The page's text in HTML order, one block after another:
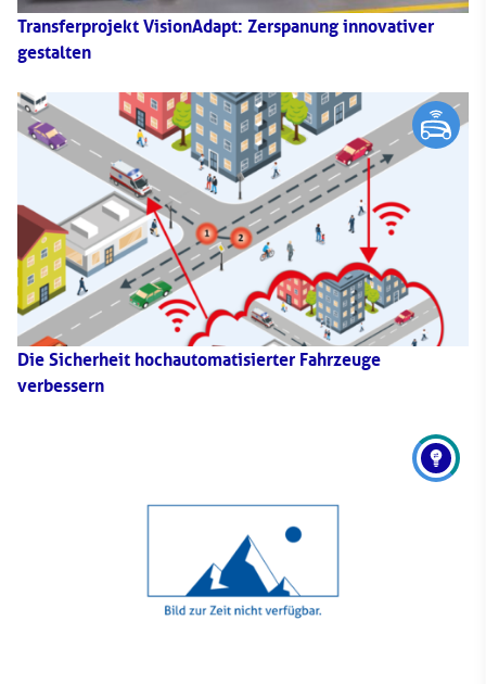
Transferprojekt VisionAdapt: Zerspanung innovativer
gestalten
Die Sicherheit hochautomatisierter Fahrzeuge
verbessern